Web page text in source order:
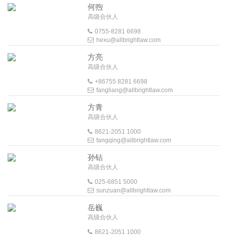
何煦
高级合伙人
0755-8281 6698
hexu@allbrightlaw.com
方亮
高级合伙人
+86755 8281 6698
fangliang@allbrightlaw.com
方青
高级合伙人
8621-2051 1000
fangqing@allbrightlaw.com
孙钻
高级合伙人
025-6851 5000
sunzuan@allbrightlaw.com
岳巍
高级合伙人
8621-2051 1000